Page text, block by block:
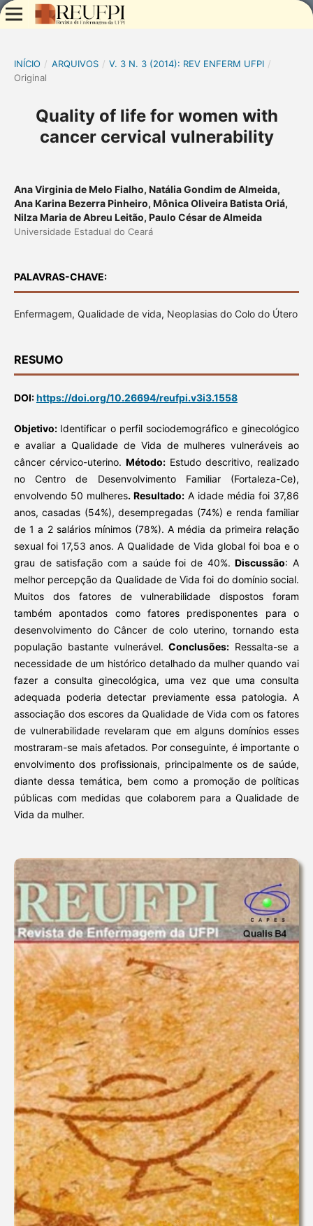
INÍCIO / ARQUIVOS / V. 3 N. 3 (2014): REV ENFERM UFPI /
Original
Quality of life for women with
cancer cervical vulnerability
Ana Virginia de Melo Fialho, Natália Gondim de Almeida,
Ana Karina Bezerra Pinheiro, Mônica Oliveira Batista Oriá,
Nilza Maria de Abreu Leitão, Paulo César de Almeida
Universidade Estadual do Ceará
PALAVRAS-CHAVE:
Enfermagem, Qualidade de vida, Neoplasias do Colo do Útero
RESUMO
DOI:https://doi.org/10.26694/reufpi.v3i3.1558
Objetivo: Identificar o perfil sociodemográfico e ginecológico
e avaliar a Qualidade de Vida de mulheres vulneráveis ao
câncer cérvico-uterino. Método: Estudo descritivo, realizado
no Centro de Desenvolvimento Familiar (Fortaleza-Ce),
envolvendo 50 mulheres. Resultado: A idade média foi 37,86
anos, casadas (54%), desempregadas (74%) e renda familiar
de 1 a 2 salários mínimos (78%). A média da primeira relação
sexual foi 17,53 anos. A Qualidade de Vida global foi boa e o
grau de satisfação com a saúde foi de 40%.Discussão: A
melhor percepção da Qualidade de Vida foi do domínio social.
Muitos dos fatores de vulnerabilidade dispostos foram
também apontados como fatores predisponentes para o
desenvolvimento do Câncer de colo uterino, tornando esta
população bastante vulnerável.Conclusões: Ressalta-se a
necessidade de um histórico detalhado da mulher quando vai
fazer a consulta ginecológica, uma vez que uma consulta
adequada poderia detectar previamente essa patologia. A
associação dos escores da Qualidade de Vida com os fatores
de vulnerabilidade revelaram que em alguns domínios esses
mostraram-se mais afetados. Por conseguinte, é importante o
envolvimento dos profissionais, principalmente os de saúde,
diante dessa temática, bem como a promoção de políticas
públicas com medidas que colaborem para a Qualidade de
Vida da mulher.